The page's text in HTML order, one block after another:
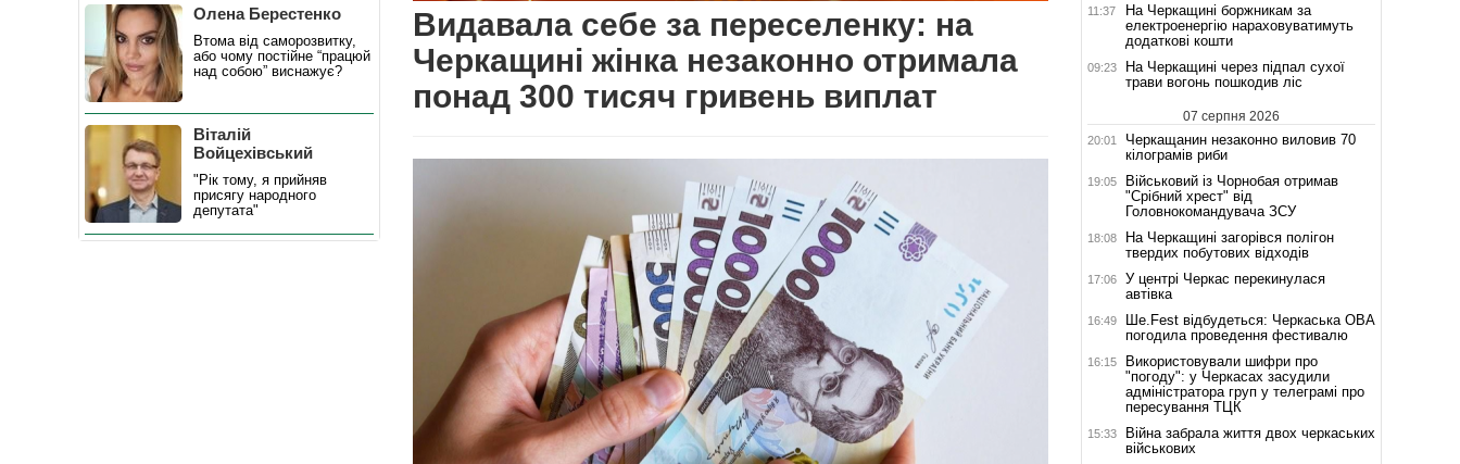
Видавала себе за переселенку: на
Черкащині жінка незаконно отримала
понад 300 тисяч гривень виплат
Олена Берестенко
Втома від саморозвитку,
або чому постійне “працюй
над собою” виснажує?
Віталій
Войцехівський
"Рік тому, я прийняв
присягу народного
депутата"
11:37
На Черкащині боржникам за
електроенергію нараховуватимуть
додаткові кошти
09:23
На Черкащині через підпал сухої
трави вогонь пошкодив ліс
07 серпня 2026
20:01
Черкащанин незаконно виловив 70
кілограмів риби
19:05
Військовий із Чорнобая отримав
"Срібний хрест" від
Головнокомандувача ЗСУ
18:08
На Черкащині загорівся полігон
твердих побутових відходів
17:06
У центрі Черкас перекинулася
автівка
16:49
Ше.Fest відбудеться: Черкаська ОВА
погодила проведення фестивалю
16:15
Використовували шифри про
"погоду": у Черкасах засудили
адміністратора груп у телеграмі про
пересування ТЦК
15:33
Війна забрала життя двох черкаських
військових